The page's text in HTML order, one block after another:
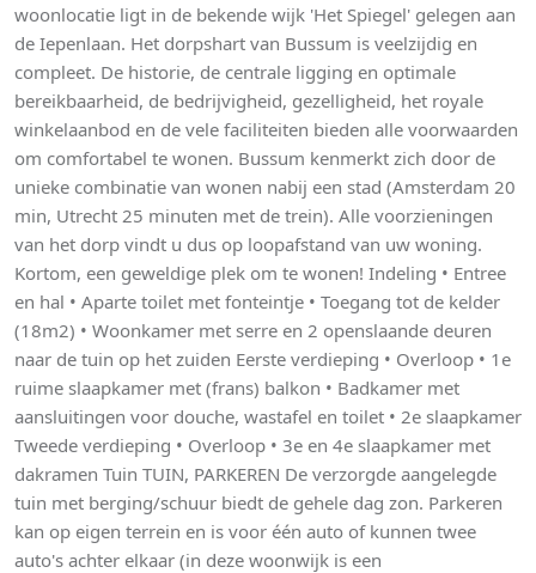
woonlocatie ligt in de bekende wijk 'Het Spiegel' gelegen aan
de Iepenlaan. Het dorpshart van Bussum is veelzijdig en
compleet. De historie, de centrale ligging en optimale
bereikbaarheid, de bedrijvigheid, gezelligheid, het royale
winkelaanbod en de vele faciliteiten bieden alle voorwaarden
om comfortabel te wonen. Bussum kenmerkt zich door de
unieke combinatie van wonen nabij een stad (Amsterdam 20
min, Utrecht 25 minuten met de trein). Alle voorzieningen
van het dorp vindt u dus op loopafstand van uw woning.
Kortom, een geweldige plek om te wonen! Indeling • Entree
en hal • Aparte toilet met fonteintje • Toegang tot de kelder
(18m2) • Woonkamer met serre en 2 openslaande deuren
naar de tuin op het zuiden Eerste verdieping • Overloop • 1e
ruime slaapkamer met (frans) balkon • Badkamer met
aansluitingen voor douche, wastafel en toilet • 2e slaapkamer
Tweede verdieping • Overloop • 3e en 4e slaapkamer met
dakramen Tuin TUIN, PARKEREN De verzorgde aangelegde
tuin met berging/schuur biedt de gehele dag zon. Parkeren
kan op eigen terrein en is voor één auto of kunnen twee
auto's achter elkaar (in deze woonwijk is een